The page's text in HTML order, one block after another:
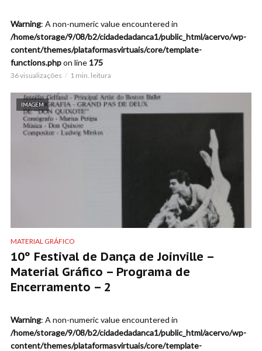
Warning: A non-numeric value encountered in
/home/storage/9/08/b2/cidadedadanca1/public_html/acervo/wp-
content/themes/plataformasvirtuais/core/template-
functions.phpon line 175
36 visualizações 1 min. leitura
IMAGEM
MATERIAL GRÁFICO
10º Festival de Dança de Joinville –
Material Gráfico – Programa de
Encerramento – 2
Warning: A non-numeric value encountered in
/home/storage/9/08/b2/cidadedadanca1/public_html/acervo/wp-
content/themes/plataformasvirtuais/core/template-